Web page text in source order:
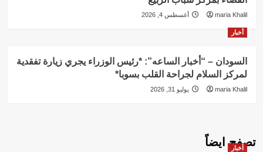
maria Khalil أغسطس 4, 2026
أخبار
السودان – “أخبار الساعه”: *رئيس الوزراء يجري زيارة تفقدية
لمركز السلام لجراحة القلب بسوبا*
maria Khalil يوليو 31, 2026
تصفح ايضاً
أخبار